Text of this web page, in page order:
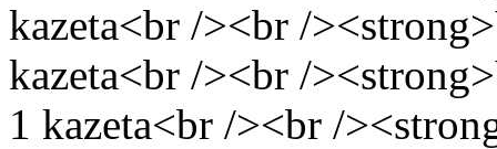
kazeta<br /><br /
kazeta<br /><br /
1 kazeta<br /><br /